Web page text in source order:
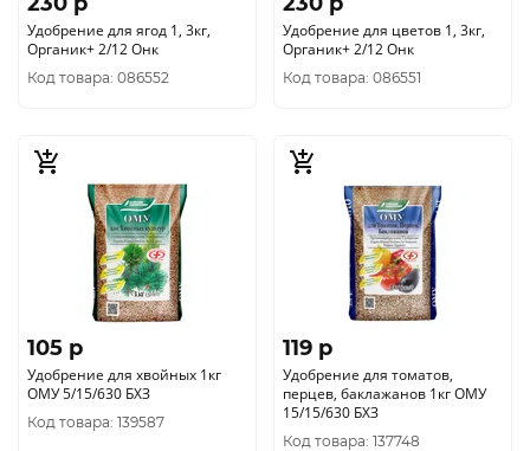
Удобрение для ягод 1, 3кг,
Органик+ 2/12 Онк
Код товара: 086552
Удобрение для цветов 1, 3кг,
Органик+ 2/12 Онк
Код товара: 086551
105 p
Удобрение для хвойных 1кг
ОМУ 5/15/630 БХЗ
Код товара: 139587
119 p
Удобрение для томатов,
перцев, баклажанов 1кг ОМУ
15/15/630 БХЗ
Код товара: 137748